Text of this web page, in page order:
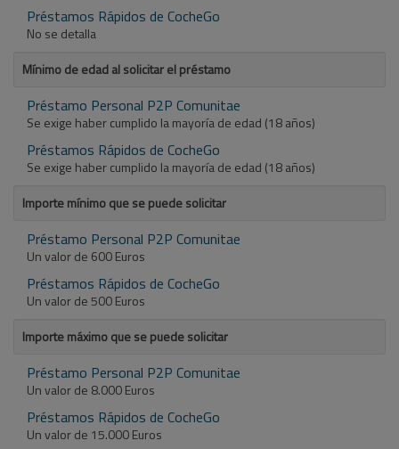
Préstamos Rápidos de CocheGo
No se detalla
Mínimo de edad al solicitar el préstamo
Préstamo Personal P2P Comunitae
Se exige haber cumplido la mayoría de edad (18 años)
Préstamos Rápidos de CocheGo
Se exige haber cumplido la mayoría de edad (18 años)
Importe mínimo que se puede solicitar
Préstamo Personal P2P Comunitae
Un valor de 600 Euros
Préstamos Rápidos de CocheGo
Un valor de 500 Euros
Importe máximo que se puede solicitar
Préstamo Personal P2P Comunitae
Un valor de 8.000 Euros
Préstamos Rápidos de CocheGo
Un valor de 15.000 Euros